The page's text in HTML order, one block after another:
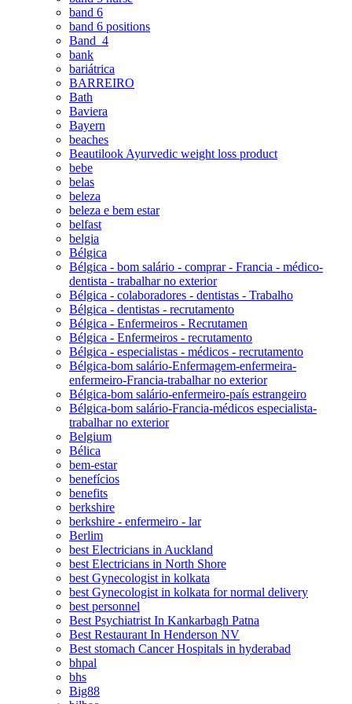
band 6
band 6 positions
Band_4
bank
bariátrica
BARREIRO
Bath
Baviera
Bayern
beaches
Beautilook Ayurvedic weight loss product
bebe
belas
beleza
beleza e bem estar
belfast
belgia
Bélgica
Bélgica - bom salário - comprar - Francia - médico-
dentista - trabalhar no exterior
Bélgica - colaboradores - dentistas - Trabalho
Bélgica - dentistas - recrutamento
Bélgica - Enfermeiros - Recrutamen
Bélgica - Enfermeiros - recrutamento
Bélgica - especialistas - médicos - recrutamento
Bélgica-bom salário-Enfermagem-enfermeira-
enfermeiro-Francia-trabalhar no exterior
Bélgica-bom salário-enfermeiro-país estrangeiro
Bélgica-bom salário-Francia-médicos especialista-
trabalhar no exterior
Belgium
Bélica
bem-estar
benefícios
benefits
berkshire
berkshire - enfermeiro - lar
Berlim
best Electricians in Auckland
best Electricians in North Shore
best Gynecologist in kolkata
best Gynecologist in kolkata for normal delivery
best personnel
Best Psychiatrist In Kankarbagh Patna
Best Restaurant In Henderson NV
Best stomach Cancer Hospitals in hyderabad
bhpal
bhs
Big88